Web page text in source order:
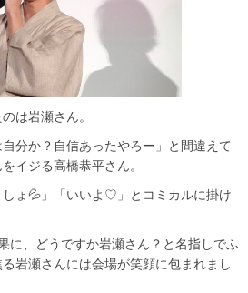
は岩瀬さん。
自分か？自信あったやろー」と間違えて
イジる高橋恭平さん。
しょ💦」「いいよ♡」とコミカルに掛け
に、どうですか岩瀬さん？と名指しでふ
岩瀬さんには会場が笑顔に包まれまし